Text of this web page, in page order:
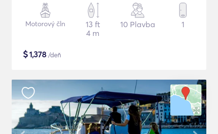
Motorový čln
13 ft
4 m
10 Plavba 1
$1,378 /deň